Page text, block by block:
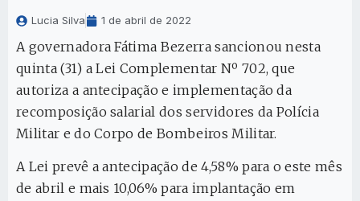
Lucia Silva 1 de abril de 2022
A governadora Fátima Bezerra sancionou nesta
quinta (31) a Lei Complementar Nº 702, que
autoriza a antecipação e implementação da
recomposição salarial dos servidores da Polícia
Militar e do Corpo de Bombeiros Militar.
A Lei prevê a antecipação de 4,58% para o este mês
de abril e mais 10,06% para implantação em